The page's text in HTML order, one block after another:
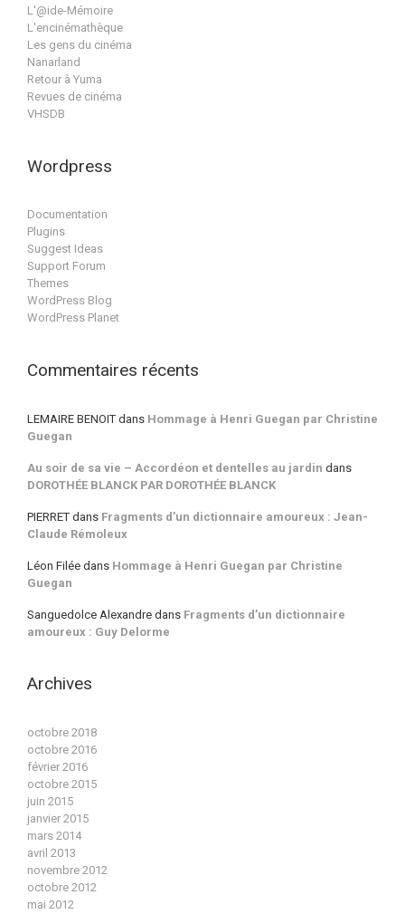
L'@ide-Mémoire
L'encinémathèque
Les gens du cinéma
Nanarland
Retour à Yuma
Revues de cinéma
VHSDB
Wordpress
Documentation
Plugins
Suggest Ideas
Support Forum
Themes
WordPress Blog
WordPress Planet
Commentaires récents
LEMAIRE BENOIT dans Hommage à Henri Guegan par Christine
Guegan
Au soir de sa vie – Accordéon et dentelles au jardin dans
DOROTHÉE BLANCK PAR DOROTHÉE BLANCK
PIERRET dans Fragments d’un dictionnaire amoureux : Jean-
Claude Rémoleux
Léon Filée dans Hommage à Henri Guegan par Christine
Guegan
Sanguedolce Alexandre dans Fragments d’un dictionnaire
amoureux : Guy Delorme
Archives
octobre 2018
octobre 2016
février 2016
octobre 2015
juin 2015
janvier 2015
mars 2014
avril 2013
novembre 2012
octobre 2012
mai 2012